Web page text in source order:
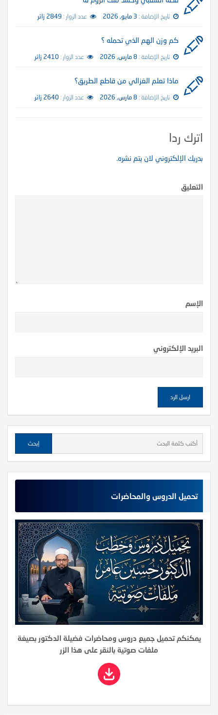
تاريخ الإضافة : 3 مايو, 2026 عدد الزوار : 2849 زائر
كم وزن الهم الذي تحمله ؟
تاريخ الإضافة :8 مارس, 2026 عدد الزوار :2410 زائر
ماذا تعلم الغزالي من قاطع الطريق؟
تاريخ الإضافة :8 مارس, 2026 عدد الزوار :2640 زائر
اترك ردا
بدريك الإلكتروني لان يتم نشره.
التعليق
الإسم
البريد الإلكتروني
تحميل الدروس والمحاضرات
يمكنكم تحميل جميع دروس ومحاضرات فضيلة الدكتور بصيغة
ملفات صوتية بالنقر على هذا الزر